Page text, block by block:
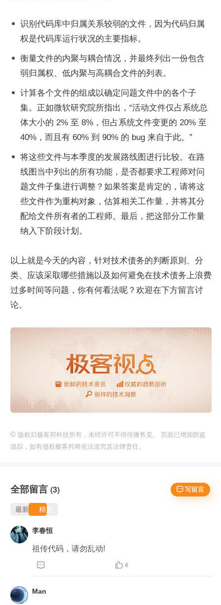
识别代码库中归属关系较弱的文件，因为代码归属
权是代码库运行状况的主要指标。
衡量文件的内聚与耦合情况，并最终列出一份包含
弱归属权、低内聚与高耦合文件的列表。
计算各个文件的组成以确定问题文件中的各个子
集。正如微软研究院所指出，“活动文件仅占系统总
体大小的 2% 至 8%，但占系统文件变更的 20% 至
40%，而且有 60% 到 90% 的 bug 来自于此。”
将这些文件与本季度的发展路线图进行比较。在路
线图当中列出的所有功能，是否都要求工程师对问
题文件子集进行调整？如果答案是肯定的，请将这
些文件作为重构对象，估算相关工作量，并将其分
配给文件所有者的工程师。最后，把这部分工作量
纳入下阶段计划。
以上就是今天的内容，针对技术债务的判断原则、分
类、应该采取哪些措施以及如何避免在技术债务上浪费
过多时间等问题，你有何看法呢？欢迎在下方留言讨
论。
© 版权归极客邦科技所有，未经许可不得传播售卖。 页面已增加防盗
追踪，如有侵权极客邦将依法追究其法律责任。
 写留言
全部留言 (3)
最新 精选
李春恒
祖传代码，请勿乱动!
  4
Man